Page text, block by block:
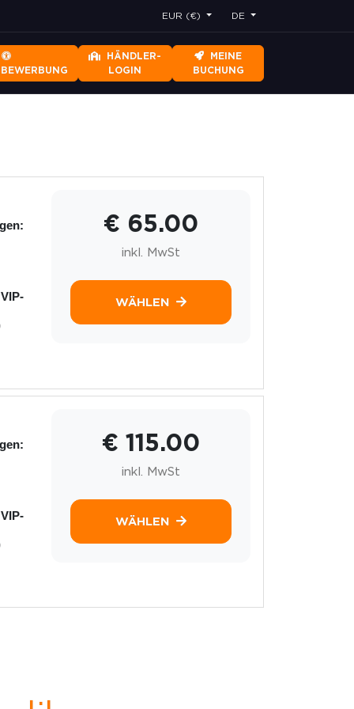
EUR (€) DE
HÄNDLER-
LOGIN
MEINE
BUCHUNG
€ 65.00
inkl. MwSt
WÄHLEN
€ 115.00
inkl. MwSt
WÄHLEN